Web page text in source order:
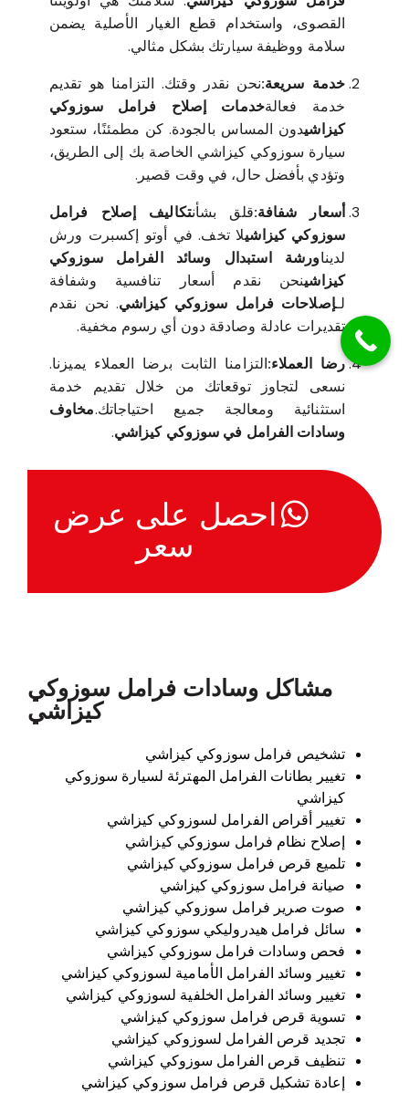
القصوى، واستخدام قطع الغيار الأصلية يضمن
سلامة ووظيفة سيارتك بشكل مثالي.
خدمة سريعة:نحن نقدر وقتك. التزامنا هو تقديم
خدمة فعالةخدمات إصلاح فرامل سوزوكي
كيزاشيدون المساس بالجودة. كن مطمئنًا، ستعود
سيارة سوزوكي كيزاشي الخاصة بك إلى الطريق،
وتؤدي بأفضل حال، في وقت قصير.
أسعار شفافة:قلق بشأنتكاليف إصلاح فرامل
سوزوكي كيزاشيلا تخف. في أوتو إكسبرت ورش
لديناورشة استبدال وسائد الفرامل سوزوكي
كيزاشينحن نقدم أسعار تنافسية وشفافة
لـإصلاحات فرامل سوزوكي كيزاشي. نحن نقدم
تقديرات عادلة وصادقة دون أي رسوم مخفية.
رضا العملاء:التزامنا الثابت برضا العملاء يميزنا.
نسعى لتجاوز توقعاتك من خلال تقديم خدمة
استثنائية ومعالجة جميع احتياجاتك.مخاوف
وسادات الفرامل في سوزوكي كيزاشي.
احصل على عرض
سعر
مشاكل وسادات فرامل سوزوكي
كيزاشي
تشخيص فرامل سوزوكي كيزاشي
تغيير بطانات الفرامل المهترئة لسيارة سوزوكي
كيزاشي
تغيير أقراص الفرامل لسوزوكي كيزاشي
إصلاح نظام فرامل سوزوكي كيزاشي
تلميع قرص فرامل سوزوكي كيزاشي
صيانة فرامل سوزوكي كيزاشي
صوت صرير فرامل سوزوكي كيزاشي
سائل فرامل هيدروليكي سوزوكي كيزاشي
فحص وسادات فرامل سوزوكي كيزاشي
تغيير وسائد الفرامل الأمامية لسوزوكي كيزاشي
تغيير وسائد الفرامل الخلفية لسوزوكي كيزاشي
تسوية قرص فرامل سوزوكي كيزاشي
تجديد قرص الفرامل لسوزوكي كيزاشي
تنظيف قرص الفرامل سوزوكي كيزاشي
إعادة تشكيل قرص فرامل سوزوكي كيزاشي